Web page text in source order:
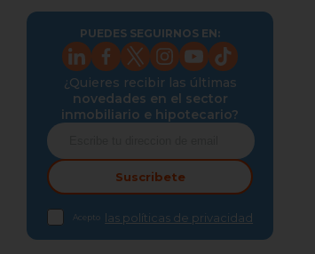
PUEDES SEGUIRNOS EN:
¿Quieres recibir las últimas
novedades en el sector
inmobiliario e hipotecario?
Suscribete
Acepto las políticas de privacidad